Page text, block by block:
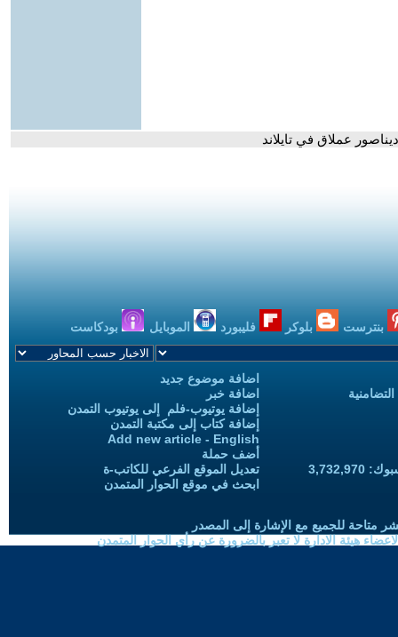
بنترست بلوكر فليبورد الموبايل بودكاست
اضافة موضوع جديد
اضافة خبر
إضافة يوتيوب-فلم إلى يوتيوب التمدن
إضافة كتاب إلى مكتبة التمدن
Add new article - English
أضف حملة
تعديل الموقع الفرعي للكاتب-ة
ابحث في موقع الحوار المتمدن
متاحة للجميع مع الإشارة إلى المصدر
هيئة الادارة لا تعبر بالضرورة عن رأي الحوار المتمدن